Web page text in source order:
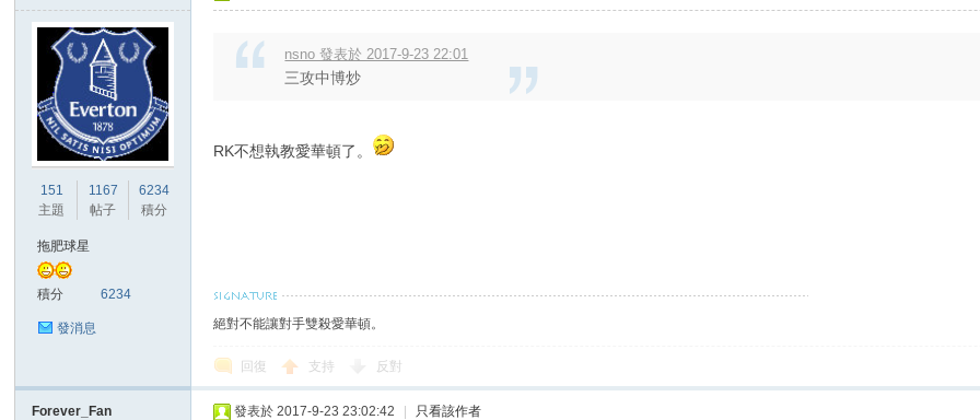
151
主題
1167
帖子
6234
積分
拖肥球星
積分 6234
發消息
nsno 發表於 2017-9-23 22:01
三攻中博炒
RK不想執教愛華頓了。
絕對不能讓對手雙殺愛華頓。
回復 支持 反對
Forever_Fan 發表於 2017-9-23 23:02:42 只看該作者